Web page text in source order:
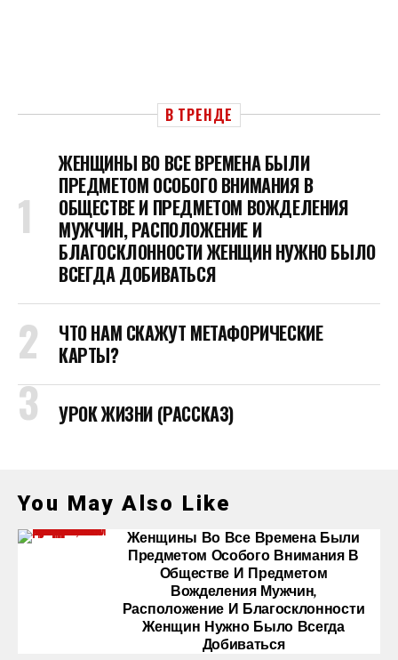
В ТРЕНДЕ
ЖЕНЩИНЫ ВО ВСЕ ВРЕМЕНА БЫЛИ
ПРЕДМЕТОМ ОСОБОГО ВНИМАНИЯ В
ОБЩЕСТВЕ И ПРЕДМЕТОМ ВОЖДЕЛЕНИЯ
МУЖЧИН, РАСПОЛОЖЕНИЕ И
БЛАГОСКЛОННОСТИ ЖЕНЩИН НУЖНО БЫЛО
ВСЕГДА ДОБИВАТЬСЯ
ЧТО НАМ СКАЖУТ МЕТАФОРИЧЕСКИЕ
КАРТЫ?
УРОК ЖИЗНИ (РАССКАЗ)
You May Also Like
Женщины Во Все Времена Были
Предметом Особого Внимания В
Обществе И Предметом
Вожделения Мужчин,
Расположение И Благосклонности
Женщин Нужно Было Всегда
Добиваться